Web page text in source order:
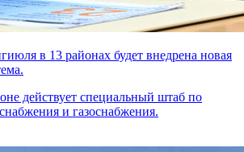
в 13 районах будет внедрена новая
действует специальный штаб по
и газоснабжения.